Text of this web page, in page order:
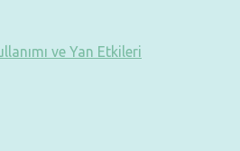
ve Yan Etkileri